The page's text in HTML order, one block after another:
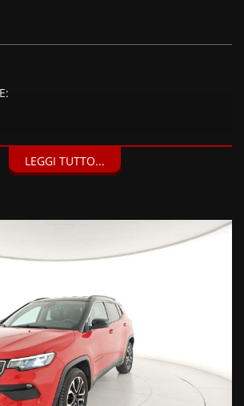
Red con tetto nero (1250 EUR),
LEGGI TUTTO...